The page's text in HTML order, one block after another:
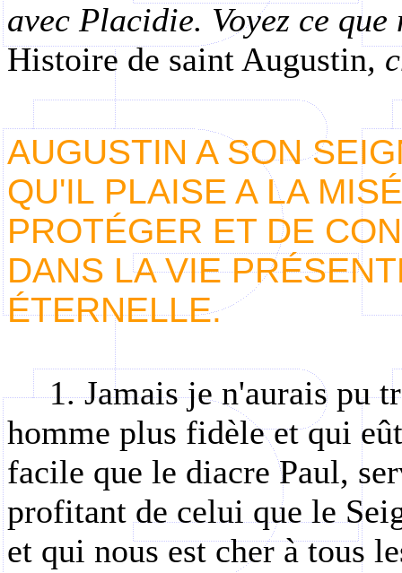
avec Placidie. Voyez ce
Histoire de saint Augustin,
AUGUSTIN A SON
QU'IL PLAISE A LA
PROTÉGER ET DE
DANS LA VIE
ÉTERNELLE.
1. Jamais je n'aurais pu
homme plus fidèle et qui
facile que le diacre Paul,
profitant de celui que le
et qui nous est cher à tous